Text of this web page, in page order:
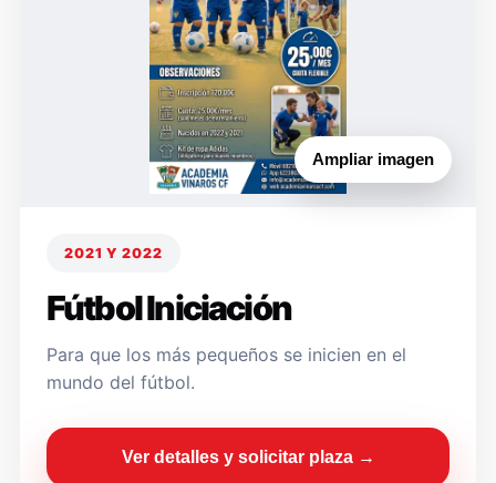
Ampliar imagen
2021 Y 2022
Fútbol Iniciación
Para que los más pequeños se inicien en el
mundo del fútbol.
Ver detalles y solicitar plaza →